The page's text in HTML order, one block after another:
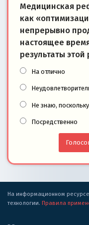
Медицинская
как
непрерывно
настоящее
результаты
На отлично
Не знаю,
Посредственно
На информационном
технологии. Правила